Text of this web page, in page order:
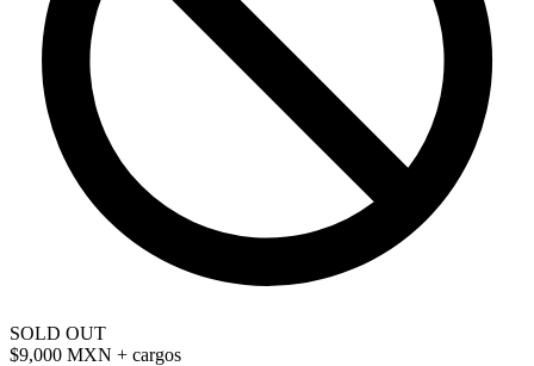
SOLD OUT
$9,000 MXN + cargos